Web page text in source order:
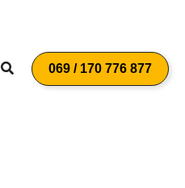
Suchen069 / 170 776 877